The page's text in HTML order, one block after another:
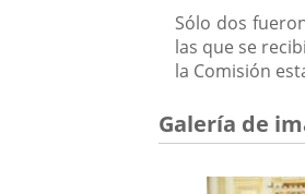
Sólo dos
las que se
la Comisión
Galería de